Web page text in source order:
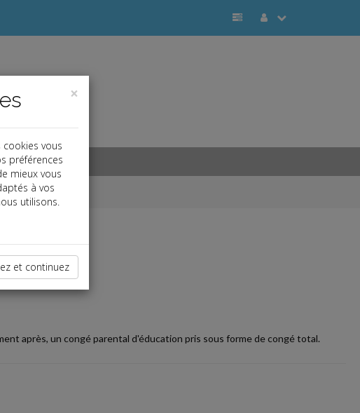
après, un congé parental d'éducation pris sous forme de congé total.
×
vous
préférences
mieux vous
à vos
utilisons.
et continuez